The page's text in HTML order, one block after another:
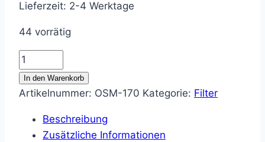
Lieferzeit: 2-4 Werktage
44 vorrätig
3
Phasen
Mineralfilter
In den Warenkorb
Artikelnummer: OSM-170 Kategorie: Filter
Beschreibung
Zusätzliche Informationen